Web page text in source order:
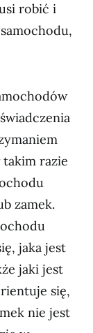
robić i
razie
zamek.
jaka jest
jaki jest
się,
nie jest